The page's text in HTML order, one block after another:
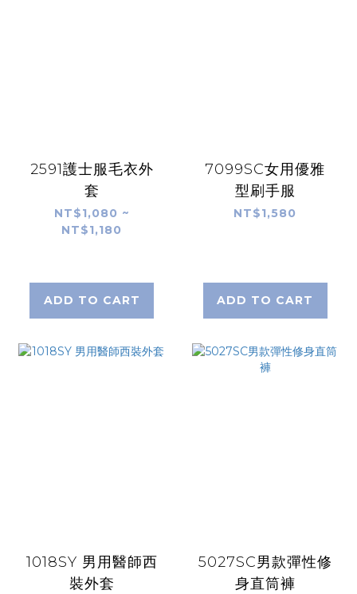
2591護士服毛衣外
套
NT$1,080 ~
NT$1,180
ADD TO CART
7099SC女用優雅
型刷手服
NT$1,580
ADD TO CART
1018SY 男用醫師西
裝外套
5027SC男款彈性修
身直筒褲